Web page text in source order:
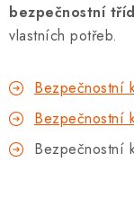
bezpečnostní
vlastních potřeb.
Bezpečnostní
Bezpečnostní
Bezpečnostní